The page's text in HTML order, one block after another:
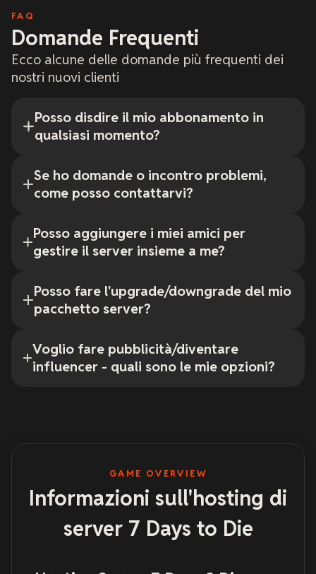
FAQ
Domande Frequenti
Ecco alcune delle domande più frequenti dei
nostri nuovi clienti
Posso disdire il mio abbonamento in
qualsiasi momento?
Se ho domande o incontro problemi,
come posso contattarvi?
Posso aggiungere i miei amici per
gestire il server insieme a me?
Posso fare l'upgrade/downgrade del mio
pacchetto server?
Voglio fare pubblicità/diventare
influencer - quali sono le mie opzioni?
GAME OVERVIEW
Informazioni sull'hosting di
server 7 Days to Die